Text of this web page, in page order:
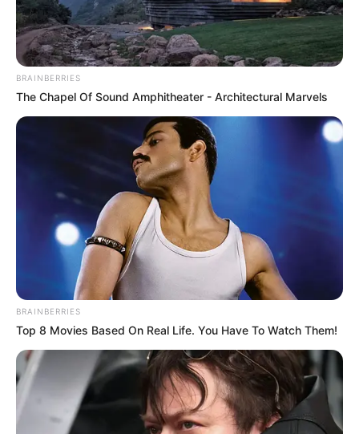
вчинках. Миру нам всім.
Навігація
Голова Закарпатської ОВА
відвідав на Сході 414
безпілотних систем
В ОП закликали
залучати до відбудови
BRAINBERRIES
The Chapel Of Sound Amphitheater - Architectural Marvels
BRAINBERRIES
Top 8 Movies Based On Real Life. You Have To Watch Them!